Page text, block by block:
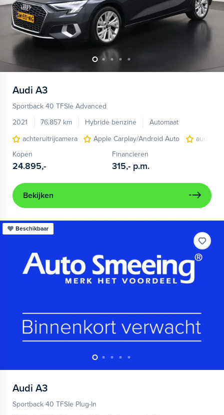
Audi A3
Sportback 40 TFSIe Advanced
2021
76.857 km Hybride benzine
Automaat
achteruitrijcamera
Apple Carplay/Android Auto
audio
Kopen
24.895,-
Financieren
315,- p.m.
Bekijken
Beschikbaar
Audi A3
Sportback 40 TFSIe Plug-In